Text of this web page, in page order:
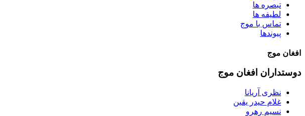
تبصره ها
لطیفه ها
تماس با موج
پیوندها
افغان موج
دوستداران افغان موج
نظری آریانا
غلام حیدر یقین
نسیم رهرو